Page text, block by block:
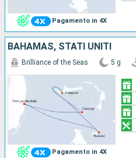
Pagamento in 4X
BAHAMAS, STATI UNITI
Pagamento in 4X
Brilliance of the Seas 5 g